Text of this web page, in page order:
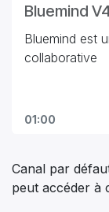
Bluemind
Bluemind est
collaborative
01:00
Canal par
peut accéder à